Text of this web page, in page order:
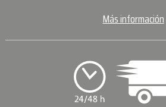
Más información